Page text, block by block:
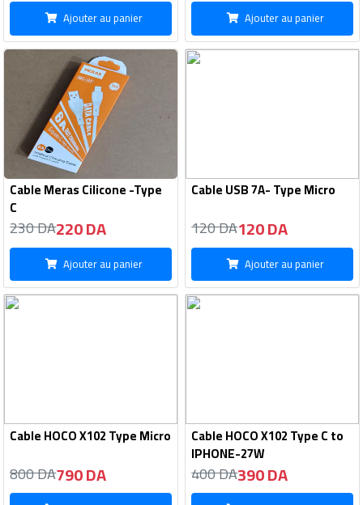
Ajouter au panier Ajouter au panier
Cable Meras Cilicone -Type
C
230 DA220 DA
Ajouter au panier
Cable USB 7A- Type Micro
120 DA120 DA
Ajouter au panier
Cable HOCO X102 Type Micro
800 DA790 DA
Cable HOCO X102 Type C to
IPHONE-27W
400 DA390 DA